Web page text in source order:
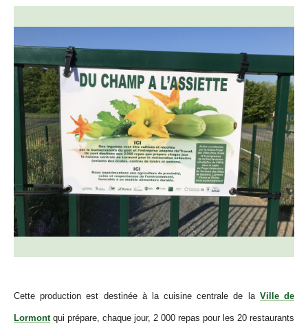
Cette production est destinée à la cuisine centralede la Ville de
Lormontqui prépare, chaque jour, 2 000 repas pour les 20 restaurants